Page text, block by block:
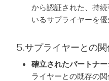
から認証された、持
いるサプライヤーを優
5.サプライヤーとの関
確立されたパートナー
ライヤーとの既存の